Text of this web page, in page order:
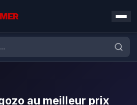
au meilleur prix